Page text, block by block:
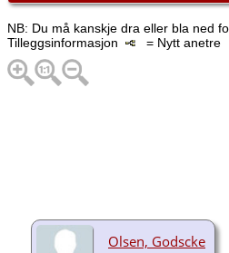
NB: Du må kanskje dra eller bla ned
Tilleggsinformasjon
= Nytt anetre
Olsen, Godscke